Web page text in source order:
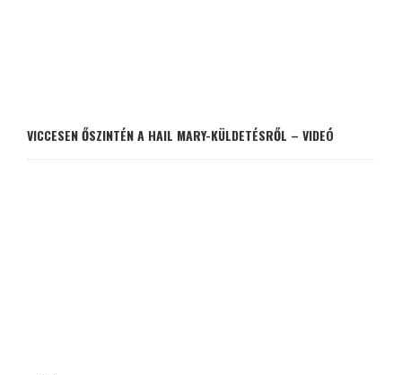
VICCESEN ŐSZINTÉN A HAIL MARY-KÜLDETÉSRŐL – VIDEÓ